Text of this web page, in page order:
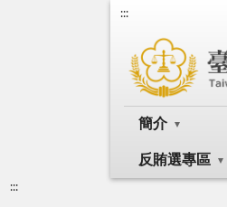
:::
簡介
反賄選專區
:::